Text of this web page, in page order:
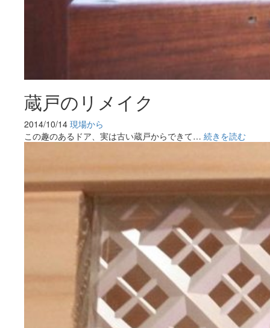
蔵戸のリメイク
2014/10/14 現場から
この趣のあるドア、実は古い蔵戸からできて… 続きを読む